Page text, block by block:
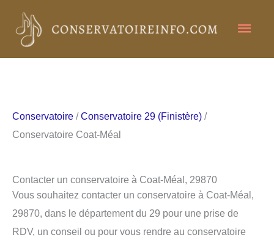
contenu
Conservatoire /Conservatoire 29 (Finistère) /
Conservatoire Coat-Méal
Contacter un conservatoire à Coat-Méal, 29870
Vous souhaitez contacter un conservatoire à Coat-Méal,
29870, dans le département du 29 pour une prise de
RDV, un conseil ou pour vous rendre au conservatoire